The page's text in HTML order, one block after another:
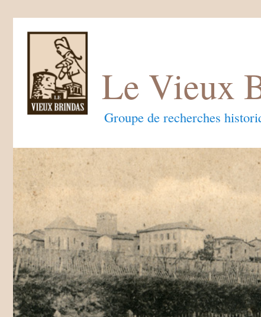
Le Vieux
Groupe de recherches